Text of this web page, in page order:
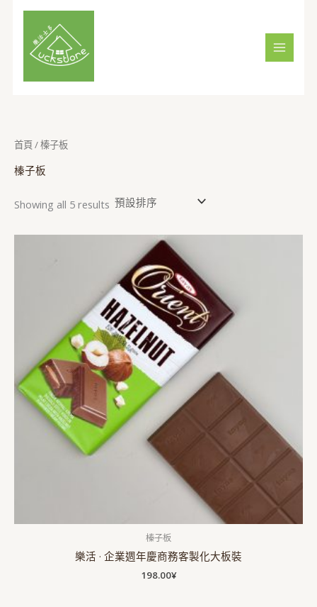
content
搜
2
產
6
個
產
6
個
產
5
個
產
5
個
產
3
個
產
2
個
產
3
個
產
首頁/ 榛子板
榛子板
Showing all 5 results
榛子板
樂活 · 企業週年慶商務客製化大板裝
198.00¥